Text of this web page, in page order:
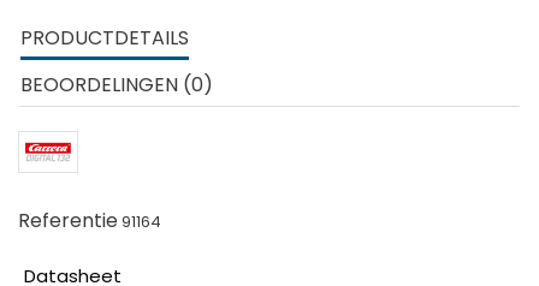
PRODUCTDETAILS
BEOORDELINGEN (0)
Referentie91164
Datasheet